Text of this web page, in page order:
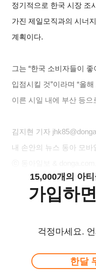
정기적으로 한국 시장 조
가진 제일모직과의 시너
계획이다.
그는 “한국 소비자들이
입점시킬 것”이라며 “올
이른 시일 내에 부산 등으
김지현 기자
내 손안의 뉴스 동아 모바
15,000개의 아
가입하
걱정마세요.
한달